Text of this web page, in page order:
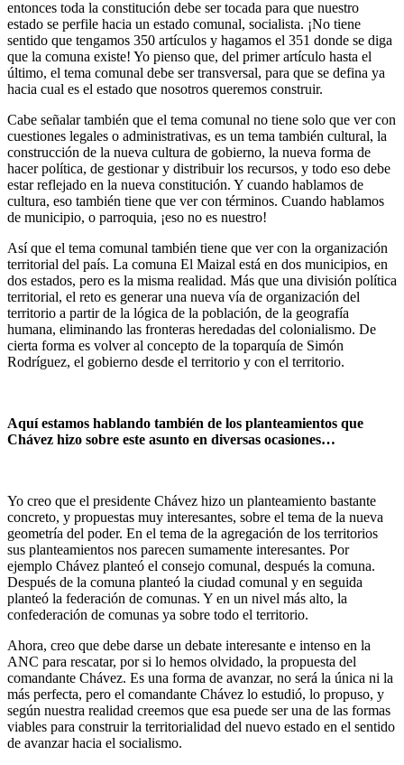
entonces toda la constitución debe ser tocada para que nuestro
estado se perfile hacia un estado comunal, socialista. ¡No tiene
sentido que tengamos 350 artículos y hagamos el 351 donde se diga
que la comuna existe! Yo pienso que, del primer artículo hasta el
último, el tema comunal debe ser transversal, para que se defina ya
hacia cual es el estado que nosotros queremos construir.
Cabe señalar también que el tema comunal no tiene solo que ver con
cuestiones legales o administrativas, es un tema también cultural, la
construcción de la nueva cultura de gobierno, la nueva forma de
hacer política, de gestionar y distribuir los recursos, y todo eso debe
estar reflejado en la nueva constitución. Y cuando hablamos de
cultura, eso también tiene que ver con términos. Cuando hablamos
de municipio, o parroquia, ¡eso no es nuestro!
Así que el tema comunal también tiene que ver con la organización
territorial del país. La comuna El Maizal está en dos municipios, en
dos estados, pero es la misma realidad. Más que una división política
territorial, el reto es generar una nueva vía de organización del
territorio a partir de la lógica de la población, de la geografía
humana, eliminando las fronteras heredadas del colonialismo. De
cierta forma es volver al concepto de la toparquía de Simón
Rodríguez, el gobierno desde el territorio y con el territorio.
Aquí estamos hablando también de los planteamientos que
Chávez hizo sobre este asunto en diversas ocasiones…
Yo creo que el presidente Chávez hizo un planteamiento bastante
concreto, y propuestas muy interesantes, sobre el tema de la nueva
geometría del poder. En el tema de la agregación de los territorios
sus planteamientos nos parecen sumamente interesantes. Por
ejemplo Chávez planteó el consejo comunal, después la comuna.
Después de la comuna planteó la ciudad comunal y en seguida
planteó la federación de comunas. Y en un nivel más alto, la
confederación de comunas ya sobre todo el territorio.
Ahora, creo que debe darse un debate interesante e intenso en la
ANC para rescatar, por si lo hemos olvidado, la propuesta del
comandante Chávez. Es una forma de avanzar, no será la única ni la
más perfecta, pero el comandante Chávez lo estudió, lo propuso, y
según nuestra realidad creemos que esa puede ser una de las formas
viables para construir la territorialidad del nuevo estado en el sentido
de avanzar hacia el socialismo.